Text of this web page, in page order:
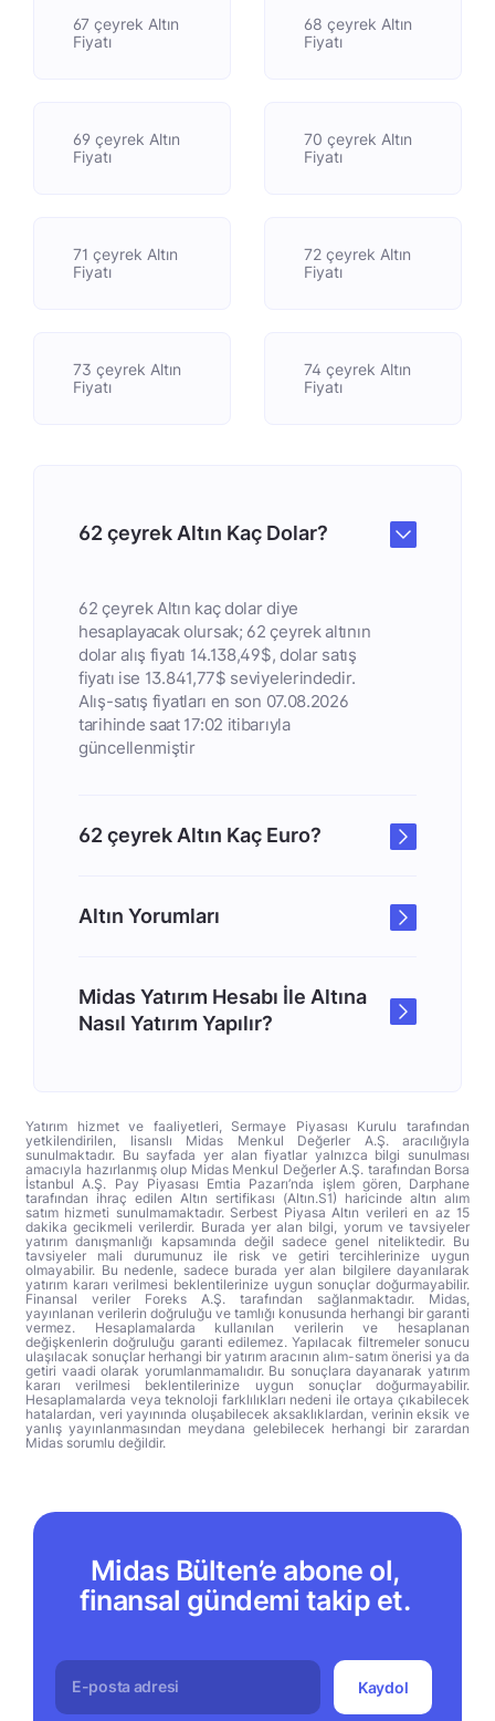
67 çeyrek Altın
Fiyatı
68 çeyrek Altın
Fiyatı
69 çeyrek Altın
Fiyatı
70 çeyrek Altın
Fiyatı
71 çeyrek Altın
Fiyatı
72 çeyrek Altın
Fiyatı
73 çeyrek Altın
Fiyatı
74 çeyrek Altın
Fiyatı
62 çeyrek Altın Kaç Dolar?
62 çeyrek Altın kaç dolar diye
hesaplayacak olursak; 62 çeyrek altının
dolar alış fiyatı 14.138,49$, dolar satış
fiyatı ise 13.841,77$ seviyelerindedir.
Alış-satış fiyatları en son 07.08.2026
tarihinde saat 17:02 itibarıyla
güncellenmiştir
62 çeyrek Altın Kaç Euro?
Altın Yorumları
Midas Yatırım Hesabı İle Altına
Nasıl Yatırım Yapılır?
Yatırım hizmet ve faaliyetleri, Sermaye Piyasası Kurulu tarafından
yetkilendirilen, lisanslı Midas Menkul Değerler A.Ş. aracılığıyla
sunulmaktadır. Bu sayfada yer alan fiyatlar yalnızca bilgi sunulması
amacıyla hazırlanmış olup Midas Menkul Değerler A.Ş. tarafından Borsa
İstanbul A.Ş. Pay Piyasası Emtia Pazarı’nda işlem gören, Darphane
tarafından ihraç edilen Altın sertifikası (Altın.S1) haricinde altın alım
satım hizmeti sunulmamaktadır. Serbest Piyasa Altın verileri en az 15
dakika gecikmeli verilerdir. Burada yer alan bilgi, yorum ve tavsiyeler
yatırım danışmanlığı kapsamında değil sadece genel niteliktedir. Bu
tavsiyeler mali durumunuz ile risk ve getiri tercihlerinize uygun
olmayabilir. Bu nedenle, sadece burada yer alan bilgilere dayanılarak
yatırım kararı verilmesi beklentilerinize uygun sonuçlar doğurmayabilir.
Finansal veriler Foreks A.Ş. tarafından sağlanmaktadır. Midas,
yayınlanan verilerin doğruluğu ve tamlığı konusunda herhangi bir garanti
vermez. Hesaplamalarda kullanılan verilerin ve hesaplanan
değişkenlerin doğruluğu garanti edilemez. Yapılacak filtremeler sonucu
ulaşılacak sonuçlar herhangi bir yatırım aracının alım-satım önerisi ya da
getiri vaadi olarak yorumlanmamalıdır. Bu sonuçlara dayanarak yatırım
kararı verilmesi beklentilerinize uygun sonuçlar doğurmayabilir.
Hesaplamalarda veya teknoloji farklılıkları nedeni ile ortaya çıkabilecek
hatalardan, veri yayınında oluşabilecek aksaklıklardan, verinin eksik ve
yanlış yayınlanmasından meydana gelebilecek herhangi bir zarardan
Midas sorumlu değildir.
Midas Bülten’e abone ol,
finansal gündemi takip et.
Kaydol